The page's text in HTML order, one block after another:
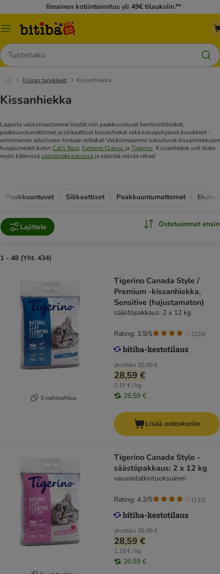
Ilmainen kotiintoimitus yli 49€ tilauksiin.**
Katalogivalikko
Hae
Kissan tarvikkeet Kissanhiekka
Kissanhiekka
Laajasta valikoimastamme löydät niin paakkuuntuvat bentoniittihiekat,
paakkuuntumattomat ja silikaattiset kissanhiekat sekä kasvipohjaiset kuivikkeet -
erinomaisen edulliseen hintaan tottakai! Valikoimaamme lukeutuvat kissanhiekkojen
huippumerkit kuten Cat's Best, Extreme Classic jaTigerino. Kissanhiekat voit tilata
myös kätevissäsäästöpakkauksissa ja säästää selvää rahaa!
Paakkuuntuvat Silikaattiset Paakkuuntumattomat
Lajittele Ostetuimmat ensin
1 - 48 (Yht. 434)
3 vaihtoehtoa
Tigerino Canada Style /
Premium -kissanhiekka,
Sensitive (hajustamaton)
säästöpakkaus: 2 x 12 kg
yksittäin 30,98 €
28,59 €
1,19 € / kg
26,59 €
Rating: 3.9/5 (225)
Lisää ostoskoriin
Tigerino Canada Style -
säästöpakkaus: 2 x 12 kg
vauvantalkintuoksuinen
yksittäin 30,98 €
28,59 €
1,19 € / kg
26,59 €
Rating: 4.2/5 (132)